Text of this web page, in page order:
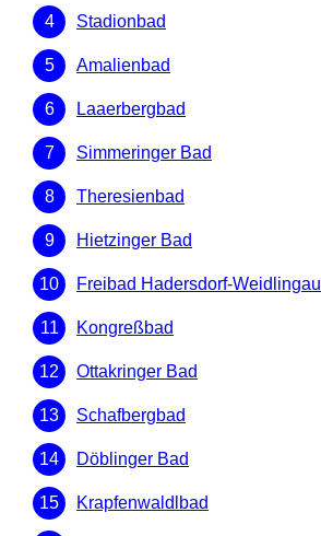
Stadionbad
Amalienbad
Laaerbergbad
Simmeringer Bad
Theresienbad
Hietzinger Bad
Freibad Hadersdorf-Weidlingau
Kongreßbad
Ottakringer Bad
Schafbergbad
Döblinger Bad
Krapfenwaldlbad